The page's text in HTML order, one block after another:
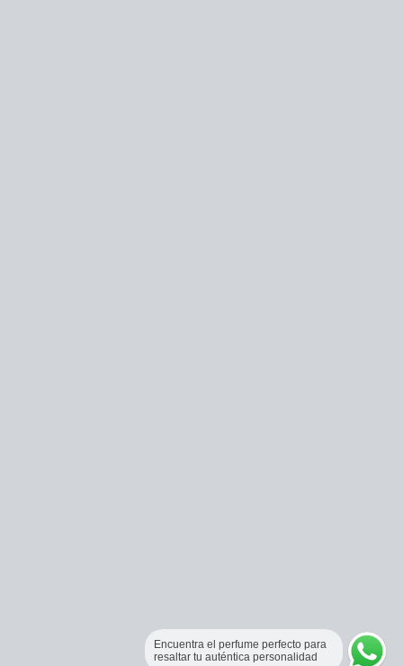
Encuentra el perfume perfecto para
resaltar tu auténtica personalidad